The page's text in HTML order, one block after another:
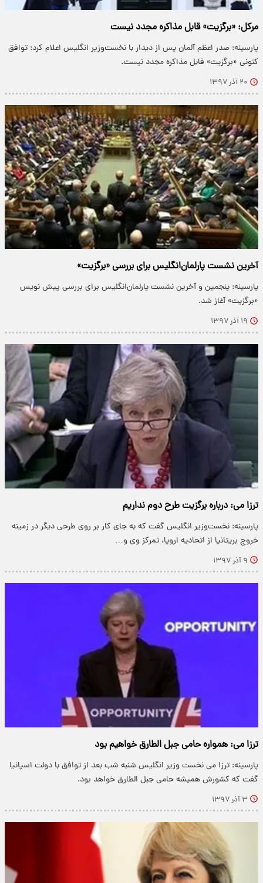
مرکل: «برگزیت» قابل مذاکره‌ مجدد نیست
پارسینه: صدر اعظم آلمان پس از دیدار با نخست‌وزیر انگلیس اعلام کرد: توافق
کنونی «برگزیت» قابل مذاکره‌ مجدد نیست.
۲۰ آذر ۱۳۹۷
آخرین نشست پارلمان‌انگلیس برای بررسی «برگزیت»
پارسینه: پنجمین و آخرین نشست پارلمان‌انگلیس برای بررسی پیش نویس
«برگزیت» آغاز شد.
۱۹ آذر ۱۳۹۷
ترزا می: درباره برگزیت طرح دوم نداریم
پارسینه: نخست‌وزیر انگلیس گفت که به جای کار بر روی طرحی دیگر در زمینه
خروج بریتانیا از اتحادیه اروپا، تمرکز وی و…
۹ آذر ۱۳۹۷
ترزا می: همواره حامی جبل الطارق خواهیم بود
پارسینه: ترزا می نخست وزیر انگلیس شنبه شب بعد از توافق با دولت اسپانیا
گفت که کشورش همیشه حامی جبل الطارق خواهد بود.
۳ آذر ۱۳۹۷